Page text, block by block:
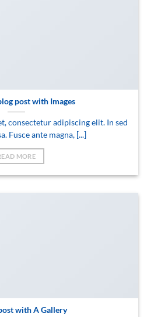
post with Images
consectetur adipiscing elit. In sed
Fusce ante magna, [...]
MORE
with A Gallery